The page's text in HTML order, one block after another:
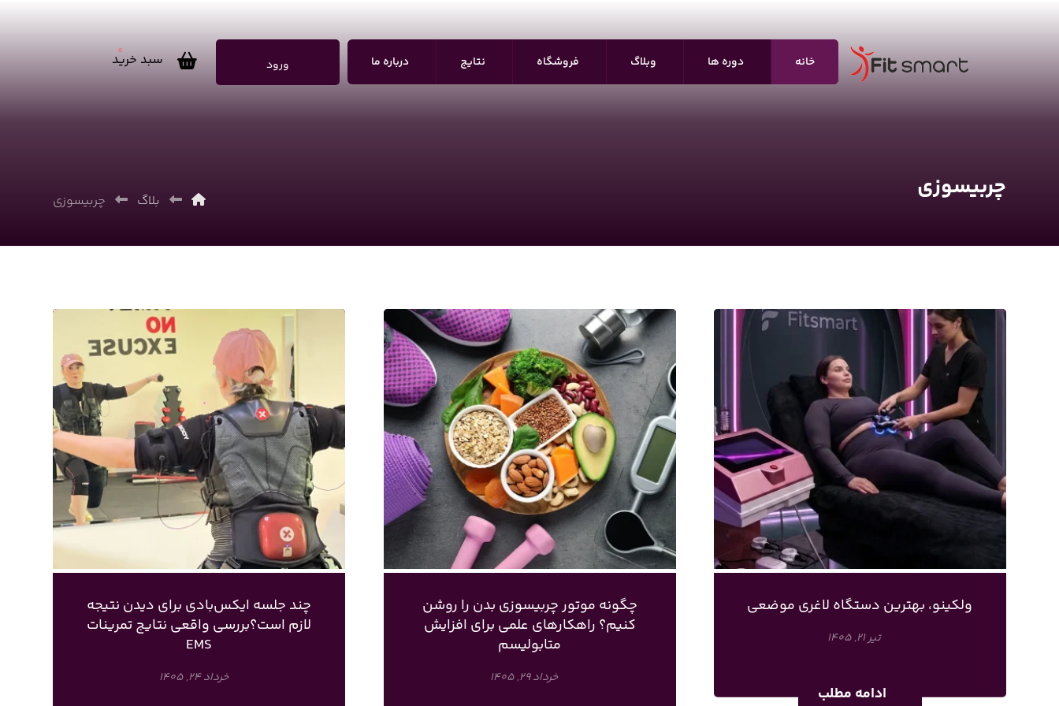
سبد خرید
0
ورود خانه دوره ها وبلاگ فروشگاه نتایج درباره ما
چربیسوزی بلاگ چربیسوزی
ولکینو، بهترین دستگاه لاغری موضعی
تیر ۲۱, ۱۴۰۵
ادامه مطلب
چگونه موتور چربیسوزی بدن را روشن
کنیم؟ راهکارهای علمی برای افزایش
متابولیسم
خرداد ۲۹, ۱۴۰۵
چند جلسه ایکس‌بادی برای دیدن نتیجه
لازم است؟بررسی واقعی نتایج تمرینات
EMS
خرداد ۲۴, ۱۴۰۵